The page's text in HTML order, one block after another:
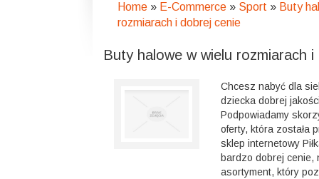
Home » E-Commerce » Sport » Buty
rozmiarach i dobrej cenie
Buty halowe w wielu rozmiarach i
Chcesz nabyć dla
dziecka dobrej
Podpowiadamy
oferty, która została
sklep internetowy
bardzo dobrej cenie,
asortyment, który